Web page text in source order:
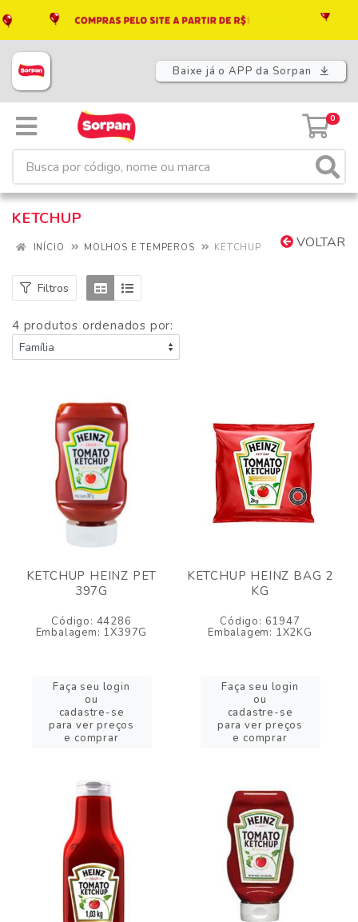
Baixe já o APP da Sorpan
0
KETCHUP
VOLTAR
INÍCIO MOLHOS E TEMPEROS KETCHUP
Filtros
4 produtos ordenados por:
KETCHUP HEINZ PET
397G
Código: 44286
Embalagem: 1X397G
Faça seu login
ou
cadastre-se
para ver preços
e comprar
KETCHUP HEINZ BAG 2
KG
Código: 61947
Embalagem: 1X2KG
Faça seu login
ou
cadastre-se
para ver preços
e comprar